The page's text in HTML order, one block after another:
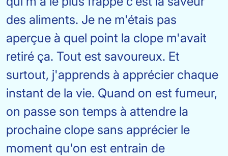
des aliments. Je ne m'étais pas
aperçue à quel point la clope m'avait
retiré ça. Tout est savoureux. Et
surtout, j'apprends à apprécier chaque
instant de la vie. Quand on est fumeur,
on passe son temps à attendre la
prochaine clope sans apprécier le
moment qu'on est entrain de